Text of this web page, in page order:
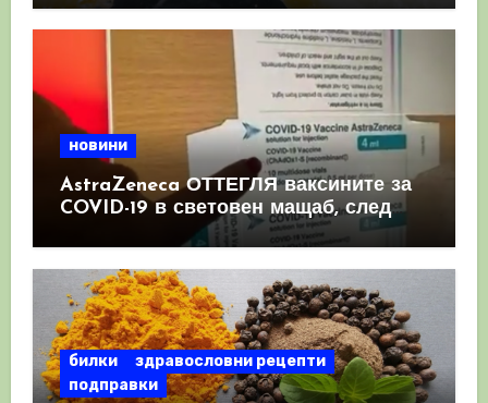
новини
AstraZeneca ОТТЕГЛЯ ваксините за
COVID-19 в световен мащаб, след
като призна, че те причиняват
билки
здравословни рецепти
подправки